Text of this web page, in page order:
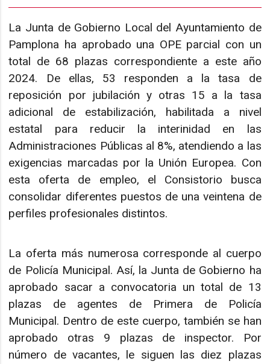
La Junta de Gobierno Local del Ayuntamiento de
Pamplona ha aprobado una OPE parcial con un
total de 68 plazas correspondiente a este año
2024. De ellas, 53 responden a la tasa de
reposición por jubilación y otras 15 a la tasa
adicional de estabilización, habilitada a nivel
estatal para reducir la interinidad en las
Administraciones Públicas al 8%, atendiendo a las
exigencias marcadas por la Unión Europea. Con
esta oferta de empleo, el Consistorio busca
consolidar diferentes puestos de una veintena de
perfiles profesionales distintos.
La oferta más numerosa corresponde al cuerpo
de Policía Municipal. Así, la Junta de Gobierno ha
aprobado sacar a convocatoria un total de 13
plazas de agentes de Primera de Policía
Municipal. Dentro de este cuerpo, también se han
aprobado otras 9 plazas de inspector. Por
número de vacantes, le siguen las diez plazas